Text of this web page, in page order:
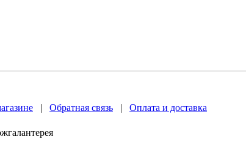
| Обратная связь | Оплата и доставка